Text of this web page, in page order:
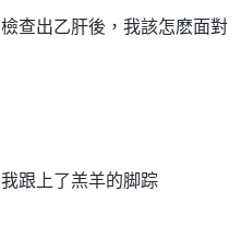
檢查出乙肝後，我該怎麽面對
我跟上了羔羊的脚踪